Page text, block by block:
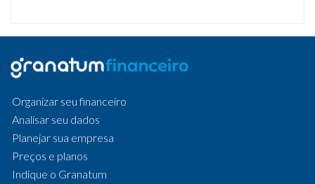
Organizar seu financeiro
Analisar seu dados
Planejar sua empresa
Preços e planos
Indique o Granatum